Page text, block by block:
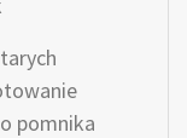
pomnika